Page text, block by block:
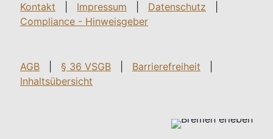
Kontakt Impressum Datenschutz
Compliance - Hinweisgeber
AGB § 36 VSGB Barrierefreiheit
Inhaltsübersicht